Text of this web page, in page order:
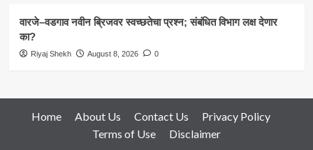
वारजे–वडगाव नवीन ब्रिजवर स्वच्छतेचा प्रश्न; संबंधित विभाग लक्ष देणार
का?
Riyaj Shekh August 8, 2026 0
Home About Us Contact Us
Privacy Policy
Terms of Use
Disclaimer